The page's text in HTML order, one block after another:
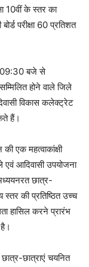
10वीं के स्तर का
परीक्षा 60 प्रतिशत
09:30 बजे से
होने वाले जिले
विकास कलेक्ट्रेट
हैं।
एक महत्वाकांक्षी
एवं आदिवासी उपयोजना
छात्र-
स्तर की प्रतिष्ठित उच्च
हासिल करने प्रारंभ
छात्राएं चयनित